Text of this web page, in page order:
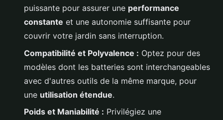
puissante pour assurer une performance
constante et une autonomie suffisante pour
couvrir votre jardin sans interruption.
Compatibilité et Polyvalence : Optez pour des
modèles dont les batteries sont interchangeables
avec d'autres outils de la même marque, pour
une utilisation étendue.
Poids et Maniabilité : Privilégiez une